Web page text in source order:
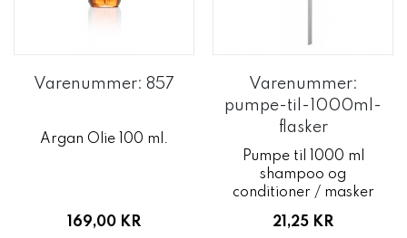
Varenummer: 857
Argan Olie 100 ml.
169,00 KR
Varenummer:
pumpe-til-1000ml-
flasker
Pumpe til 1000 ml
shampoo og
conditioner / masker
21,25 KR